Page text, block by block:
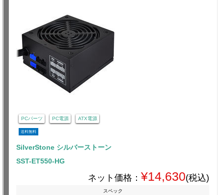
PCパーツ PC電源 ATX電源
送料無料
SilverStone シルバーストーン
SST-ET550-HG
ネット価格： ¥14,630(税込)
スペック